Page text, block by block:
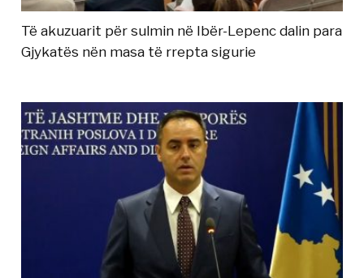
Të akuzuarit për sulmin në Ibër-Lepenc dalin para
Gjykatës nën masa të rrepta sigurie